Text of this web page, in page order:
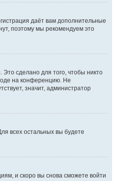
даёт вам дополнительные
поэтому мы рекомендуем это
сделано для того, чтобы никто
на конференцию. Не
значит, администратор
всех остальных вы будете
и скоро вы снова сможете войти